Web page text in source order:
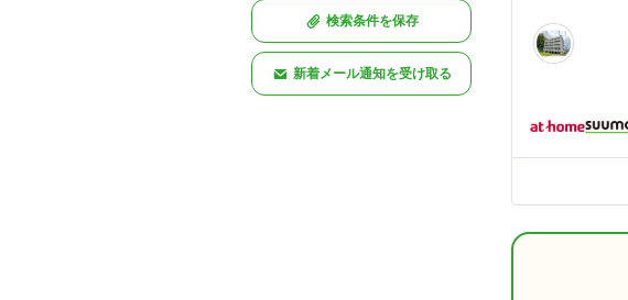
検索条件を保存
新着メール通知を受け取る